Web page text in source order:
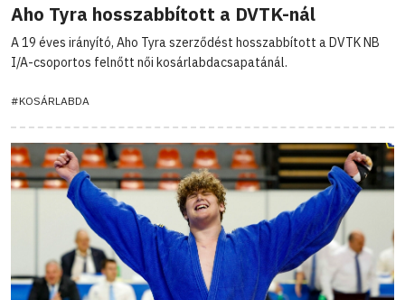
Aho Tyra hosszabbított a DVTK-nál
A 19 éves irányító, Aho Tyra szerződést hosszabbított a DVTK NB
I/A-csoportos felnőtt női kosárlabdacsapatánál.
#KOSÁRLABDA